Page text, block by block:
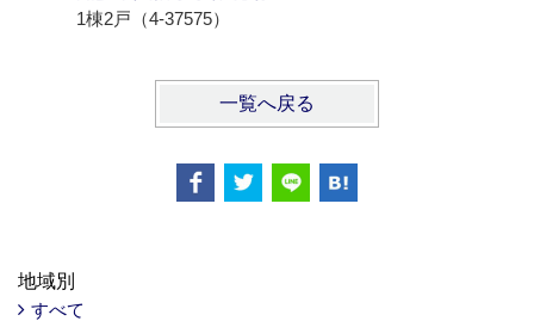
1棟2戸（4-37575）
一覧へ戻る
地域別
すべて